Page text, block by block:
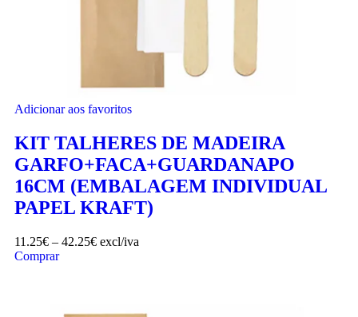
Adicionar aos favoritos
KIT TALHERES DE MADEIRA
GARFO+FACA+GUARDANAPO
16CM (EMBALAGEM INDIVIDUAL
PAPEL KRAFT)
11.25€ – 42.25€ excl/iva
Comprar